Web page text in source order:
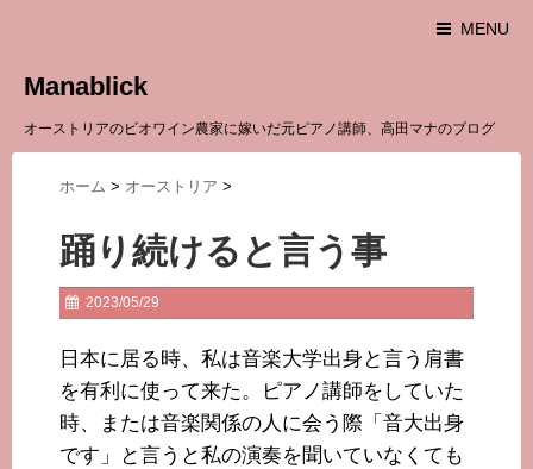
MENU
Manablick
オーストリアのビオワイン農家に嫁いだ元ピアノ講師、高田マナのブログ
ホーム > オーストリア >
踊り続けると言う事
2023/05/29
日本に居る時、私は音楽大学出身と言う肩書
を有利に使って来た。ピアノ講師をしていた
時、または音楽関係の人に会う際「音大出身
です」と言うと私の演奏を聞いていなくても